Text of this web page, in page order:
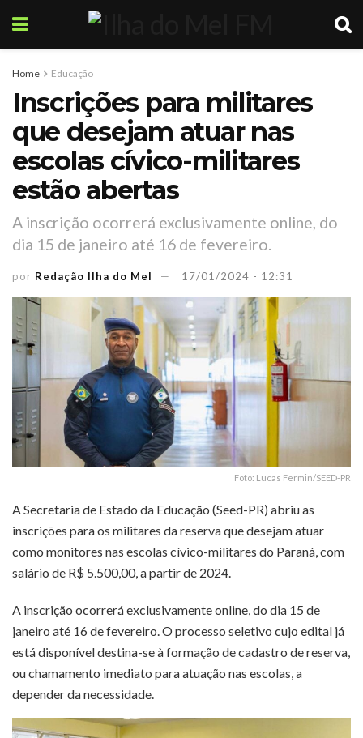
Home Educação
Inscrições para militares
que desejam atuar nas
escolas cívico-militares
estão abertas
A inscrição ocorrerá exclusivamente online, do
dia 15 de janeiro até 16 de fevereiro.
por Redação Ilha do Mel 17/01/2024 - 12:31
Foto: Lucas Fermin/SEED-PR
A Secretaria de Estado da Educação (Seed-PR) abriu as
inscrições para os militares da reserva que desejam atuar
como monitores nas escolas cívico-militares do Paraná, com
salário de R$ 5.500,00, a partir de 2024.
A inscrição ocorrerá exclusivamente online, do dia 15 de
janeiro até 16 de fevereiro. O processo seletivo cujo edital já
está disponível destina-se à formação de cadastro de reserva,
ou chamamento imediato para atuação nas escolas, a
depender da necessidade.